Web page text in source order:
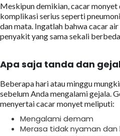
Meskipun demikian, cacar
komplikasi serius seperti
dan mata. Ingatlah bahwa cacar
penyakit yang sama sekali berbeda.
Apa saja tanda dan
Beberapa hari atau minggu
sebelum Anda mengalami gejala.
menyertai cacar monyet meliputi:
Mengalami demam
Merasa tidak nyaman dan